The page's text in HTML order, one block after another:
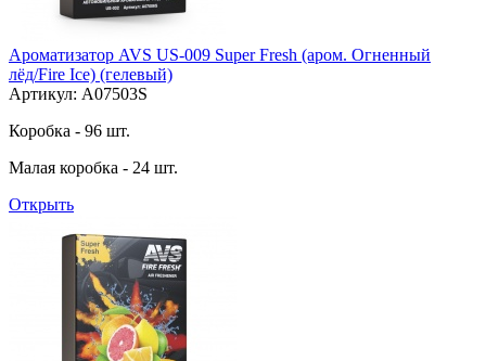
Ароматизатор AVS US-009 Super Fresh (аром. Огненный
лёд/Fire Ice) (гелевый)
Артикул: A07503S
Коробка - 96 шт.
Малая коробка - 24 шт.
Открыть